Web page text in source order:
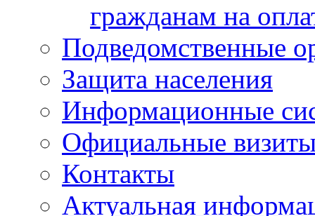
гражданам на
Подведомственные
Защита населения
Информационные
Официальные
Контакты
Актуальная